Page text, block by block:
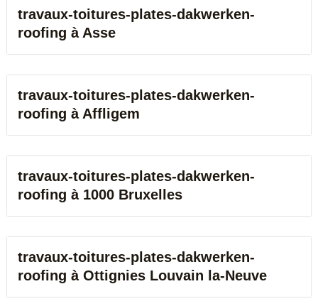
travaux-toitures-plates-dakwerken-
roofing à Asse
travaux-toitures-plates-dakwerken-
roofing à Affligem
travaux-toitures-plates-dakwerken-
roofing à 1000 Bruxelles
travaux-toitures-plates-dakwerken-
roofing à Ottignies Louvain la-Neuve